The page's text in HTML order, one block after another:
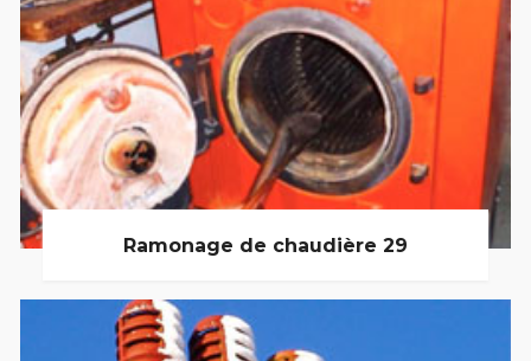
Ramonage de chaudière 29